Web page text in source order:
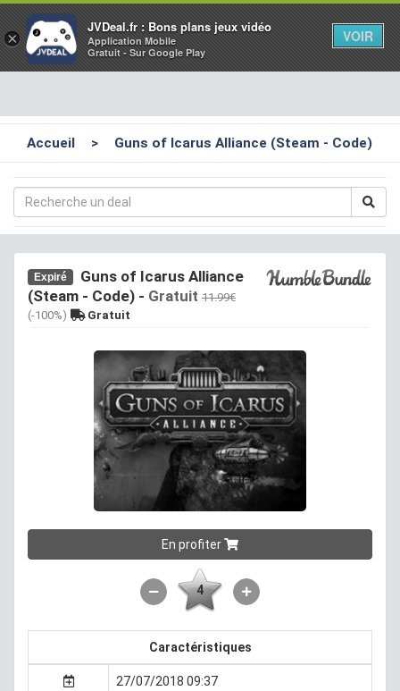
×
JVDeal.fr : Bons plans jeux vidéo
Application Mobile
Gratuit - Sur Google Play
VOIR
Accueil > Guns of Icarus Alliance (Steam - Code)
Expiré
Guns of Icarus Alliance
(Steam - Code) - Gratuit 11.99€
(-100%)
Gratuit
En profiter
4
Caractéristiques
27/07/2018 09:37